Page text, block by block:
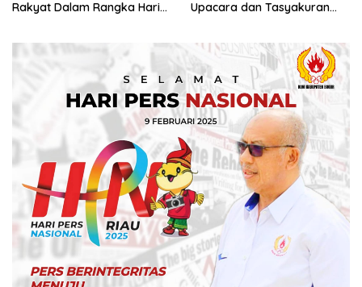
Rakyat Dalam Rangka Hari
Upacara dan Tasyakuran